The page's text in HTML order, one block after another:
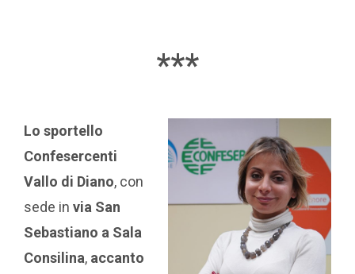
***
Lo sportello
Confesercenti
Vallo di Diano, con
sede in via San
Sebastiano a Sala
Consilina, accanto